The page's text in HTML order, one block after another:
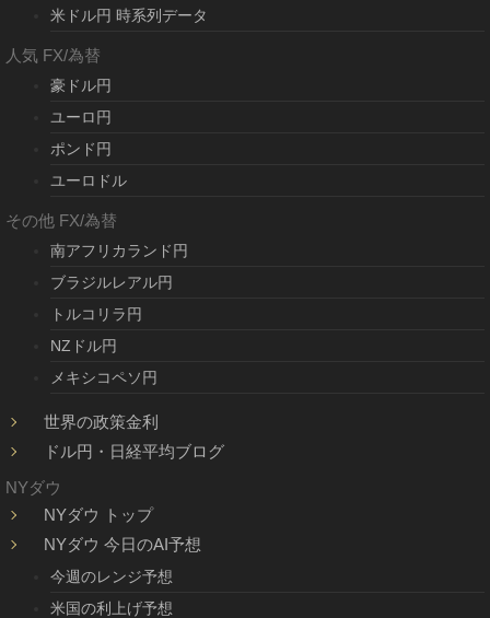
米ドル円 時系列データ
人気 FX/為替
豪ドル円
ユーロ円
ポンド円
ユーロドル
その他 FX/為替
南アフリカランド円
ブラジルレアル円
トルコリラ円
NZドル円
メキシコペソ円
世界の政策金利
ドル円・日経平均ブログ
NYダウ
NYダウ トップ
NYダウ 今日のAI予想
今週のレンジ予想
米国の利上げ予想